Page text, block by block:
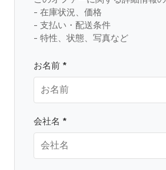
- 在庫状況、価格
- 支払い・配送条件
- 特性、状態、写真など
お名前 *
会社名 *